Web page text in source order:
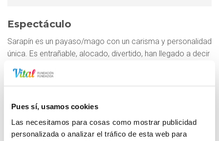
Pues sí, usamos cookies
Las necesitamos para cosas como mostrar publicidad
personalizada o analizar el tráfico de esta web para
Espectáculo
Sarapín es un payaso/mago con un carisma y personalidad
única. Es entrañable, alocado, divertido, han llegado a decir
que "es achuchable y sobre todo mágico". Nacido en
Melilla, lugar en el que reside y donde dedica su tiempo y
pequeña ciudad. No hay espectador al que no le haya
como objetivo en su espectáculo, pues “para sonreír no